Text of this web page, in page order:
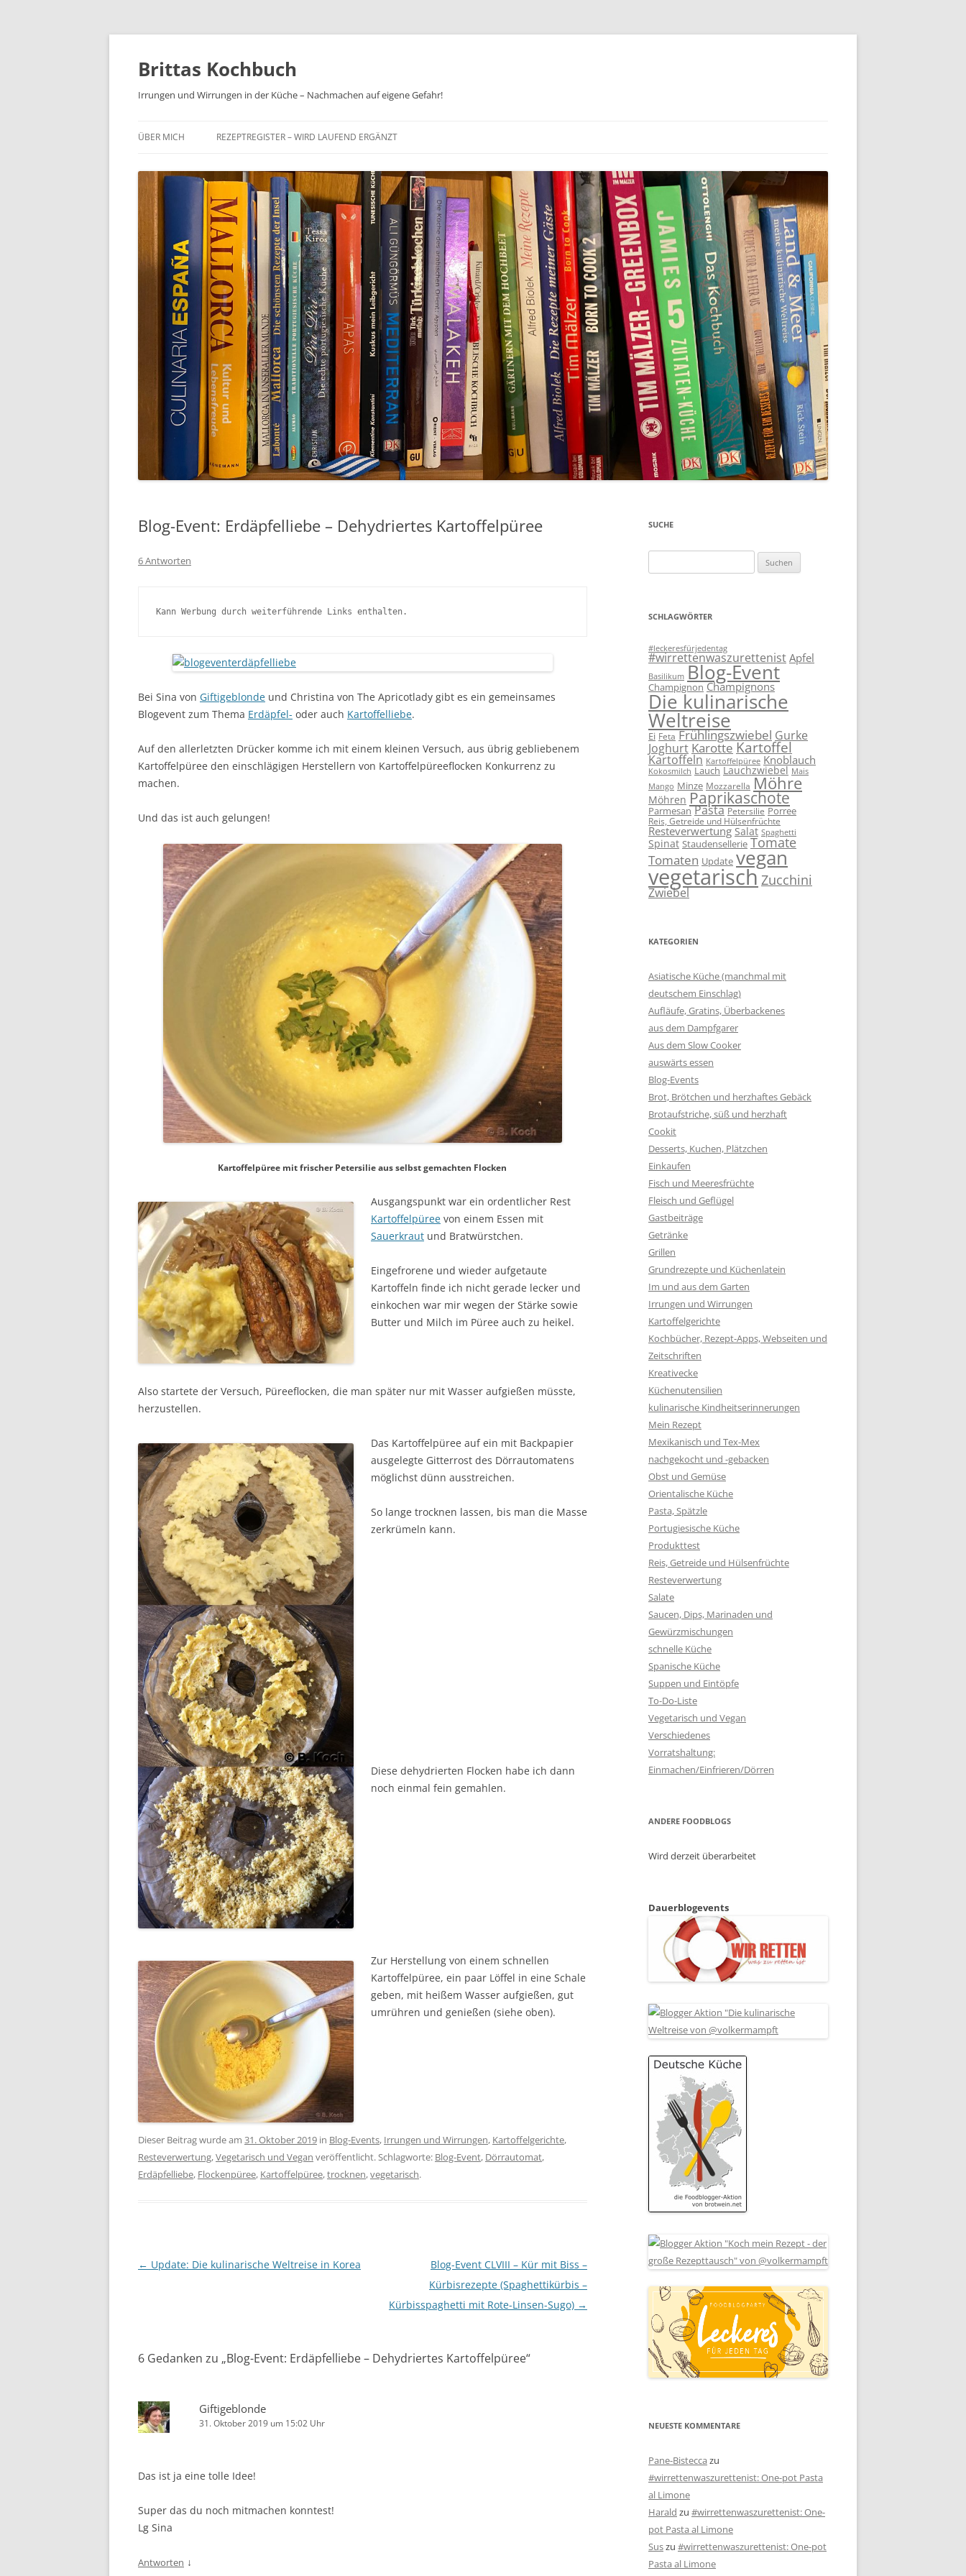
Brittas Kochbuch
Irrungen und Wirrungen in der Küche – Nachmachen auf eigene Gefahr!
ÜBER MICH REZEPTREGISTER – WIRD LAUFEND ERGÄNZT
Blog-Event: Erdäpfelliebe – Dehydriertes Kartoffelpüree
6 Antworten
Kann Werbung durch weiterführende Links enthalten.
Bei Sina von Giftigeblonde und Christina von The Apricotlady gibt es ein gemeinsames
Blogevent zum Thema Erdäpfel- oder auch Kartoffelliebe.
Auf den allerletzten Drücker komme ich mit einem kleinen Versuch, aus übrig gebliebenem
Kartoffelpüree den einschlägigen Herstellern von Kartoffelpüreeflocken Konkurrenz zu
machen.
Und das ist auch gelungen!
Kartoffelpüree mit frischer Petersilie aus selbst gemachten Flocken
Ausgangspunkt war ein ordentlicher Rest
Kartoffelpüree von einem Essen mit
Sauerkraut und Bratwürstchen.
Eingefrorene und wieder aufgetaute
Kartoffeln finde ich nicht gerade lecker und
einkochen war mir wegen der Stärke sowie
Butter und Milch im Püree auch zu heikel.
Also startete der Versuch, Püreeflocken, die man später nur mit Wasser aufgießen müsste,
herzustellen.
Das Kartoffelpüree auf ein mit Backpapier
ausgelegte Gitterrost des Dörrautomatens
möglichst dünn ausstreichen.
So lange trocknen lassen, bis man die Masse
zerkrümeln kann.
Diese dehydrierten Flocken habe ich dann
noch einmal fein gemahlen.
Zur Herstellung von einem schnellen
Kartoffelpüree, ein paar Löffel in eine Schale
geben, mit heißem Wasser aufgießen, gut
umrühren und genießen (siehe oben).
Dieser Beitrag wurde am 31. Oktober 2019 in Blog-Events, Irrungen und Wirrungen, Kartoffelgerichte,
Resteverwertung,Vegetarisch und Vegan veröffentlicht. Schlagworte: Blog-Event, Dörrautomat,
Erdäpfelliebe, Flockenpüree, Kartoffelpüree,trocknen,vegetarisch.
Beitragsnavigation
← Update: Die kulinarische Weltreise in Korea
Blog-Event CLVIII – Kür mit Biss –
Kürbisrezepte (Spaghettikürbis –
Kürbisspaghetti mit Rote-Linsen-Sugo) →
6 Gedanken zu „Blog-Event: Erdäpfelliebe – Dehydriertes Kartoffelpüree“
Giftigeblonde
31. Oktober 2019 um 15:02 Uhr
Das ist ja eine tolle Idee!
Super das du noch mitmachen konntest!
Lg Sina
Antworten ↓
SUCHE
nach:
SCHLAGWÖRTER
#leckeresfürjedentag
#wirrettenwaszurettenist Apfel
Basilikum Blog-Event
Champignon Champignons
Die kulinarische
Weltreise
Ei Feta Frühlingszwiebel Gurke
Joghurt Karotte Kartoffel
Kartoffeln Kartoffelpüree Knoblauch
Kokosmilch Lauch Lauchzwiebel Mais
Mango Minze Mozzarella Möhre
Möhren Paprikaschote
Parmesan Pasta Petersilie Porree
Reis, Getreide und Hülsenfrüchte
Resteverwertung Salat Spaghetti
Spinat Staudensellerie Tomate
Tomaten Update vegan
vegetarischZucchini
Zwiebel
KATEGORIEN
Asiatische Küche (manchmal mit
deutschem Einschlag)
Aufläufe, Gratins, Überbackenes
aus dem Dampfgarer
Aus dem Slow Cooker
auswärts essen
Blog-Events
Brot, Brötchen und herzhaftes Gebäck
Brotaufstriche, süß und herzhaft
Cookit
Desserts, Kuchen, Plätzchen
Einkaufen
Fisch und Meeresfrüchte
Fleisch und Geflügel
Gastbeiträge
Getränke
Grillen
Grundrezepte und Küchenlatein
Im und aus dem Garten
Irrungen und Wirrungen
Kartoffelgerichte
Kochbücher, Rezept-Apps, Webseiten und
Zeitschriften
Kreativecke
Küchenutensilien
kulinarische Kindheitserinnerungen
Mein Rezept
Mexikanisch und Tex-Mex
nachgekocht und -gebacken
Obst und Gemüse
Orientalische Küche
Pasta, Spätzle
Portugiesische Küche
Produkttest
Reis, Getreide und Hülsenfrüchte
Resteverwertung
Salate
Saucen, Dips, Marinaden und
Gewürzmischungen
schnelle Küche
Spanische Küche
Suppen und Eintöpfe
To-Do-Liste
Vegetarisch und Vegan
Verschiedenes
Vorratshaltung:
Einmachen/Einfrieren/Dörren
ANDERE FOODBLOGS
Wird derzeit überarbeitet
Dauerblogevents
NEUESTE KOMMENTARE
Pane-Bistecca zu
#wirrettenwaszurettenist: One-pot Pasta
al Limone
Harald zu #wirrettenwaszurettenist: One-
pot Pasta al Limone
Suszu #wirrettenwaszurettenist: One-pot
Pasta al Limone